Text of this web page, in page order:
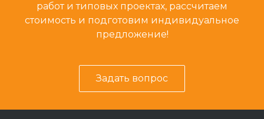
работ и типовых проектах, рассчитаем
стоимость и подготовим индивидуальное
предложение!
Задать вопрос